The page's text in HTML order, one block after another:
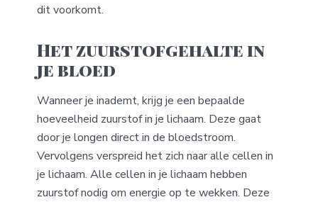
dit voorkomt.
Het zuurstofgehalte in
je bloed
Wanneer je inademt, krijg je een bepaalde
hoeveelheid zuurstof in je lichaam. Deze gaat
door je longen direct in de bloedstroom.
Vervolgens verspreid het zich naar alle cellen in
je lichaam. Alle cellen in je lichaam hebben
zuurstof nodig om energie op te wekken. Deze